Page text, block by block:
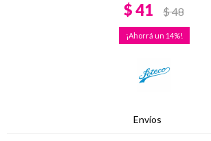
$41 $48
14
Envíos